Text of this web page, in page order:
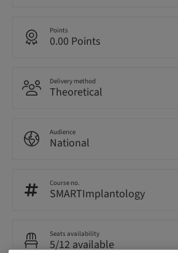
Points
0.00 Points
Delivery method
Theoretical
Audience
National
Course no.
SMARTImplantology
Seats availability
5/12 available